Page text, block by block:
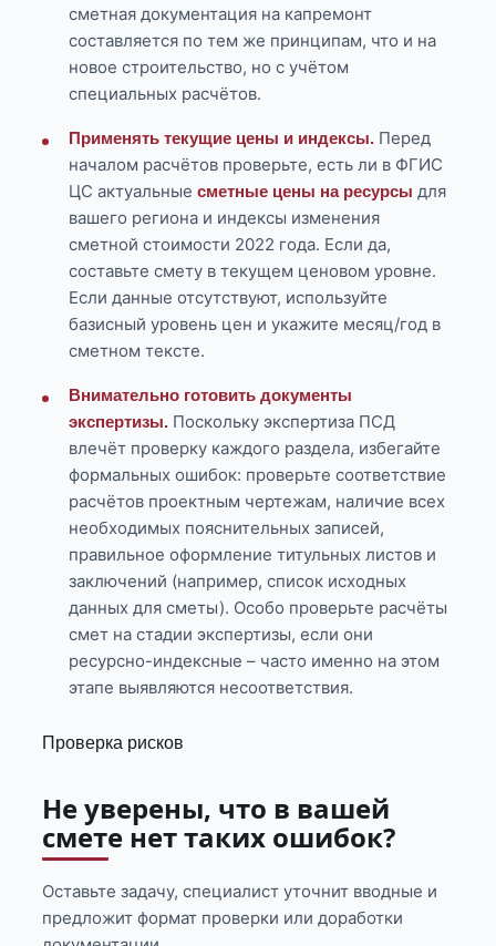
сметная документация на капремонт
составляется по тем же принципам, что и на
новое строительство, но с учётом
специальных расчётов.
Применять текущие цены и индексы. Перед
началом расчётов проверьте, есть ли в ФГИС
ЦС актуальныесметные цены на ресурсы для
вашего региона и индексы изменения
сметной стоимости 2022 года. Если да,
составьте смету в текущем ценовом уровне.
Если данные отсутствуют, используйте
базисный уровень цен и укажите месяц/год в
сметном тексте.
Внимательно готовить документы
экспертизы. Поскольку экспертиза ПСД
влечёт проверку каждого раздела, избегайте
формальных ошибок: проверьте соответствие
расчётов проектным чертежам, наличие всех
необходимых пояснительных записей,
правильное оформление титульных листов и
заключений (например, список исходных
данных для сметы). Особо проверьте расчёты
смет на стадии экспертизы, если они
ресурсно-индексные – часто именно на этом
этапе выявляются несоответствия.
Проверка рисков
Не уверены, что в вашей
смете нет таких ошибок?
Оставьте задачу, специалист уточнит вводные и
предложит формат проверки или доработки